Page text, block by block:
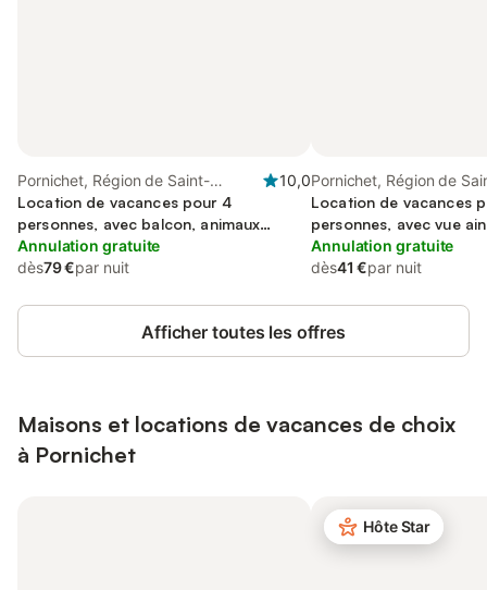
Pornichet, Région de Saint-
Nazaire
10,0
Location de vacances pour 4
personnes, avec balcon, animaux
acceptés
Annulation gratuite
dès79 €par nuit
Pornichet, Région de
Location de vacances
personnes, avec vue
balcon
Annulation gratuite
dès41 €par nuit
Afficher toutes les offres
Maisons et locations de vacances de choix
à Pornichet
Hôte Star